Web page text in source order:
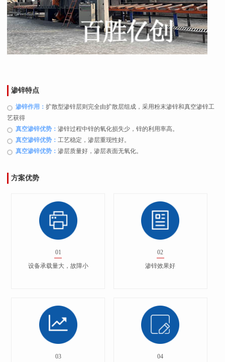
渗锌特点
渗锌作用： 扩散型渗锌层则完全由扩散层组成，采用粉末渗锌和真空渗锌工
艺获得
真空渗锌优势： 渗锌过程中锌的氧化损失少，锌的利用率高。
真空渗锌优势： 工艺稳定，渗层重现性好。
真空渗锌优势： 渗层质量好，渗层表面无氧化。
方案优势
01
设备承载量大，故障小
02
渗锌效果好
03 04